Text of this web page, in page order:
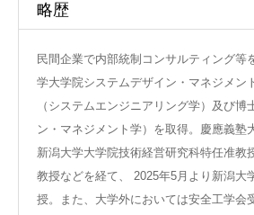
略歴
民間企業で内部統制コンサルティング等
学大学院システムデザイン・マネジメン
（システムエンジニアリング学）及び博
ン・マネジメント学）を取得。慶應義塾
新潟大学大学院技術経営研究科特任准教
教授などを経て、 2025年5月より新潟大
授。また、大学外においては安全工学会